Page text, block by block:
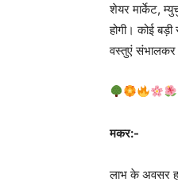
शेयर मार्केट,
होगी। कोई
वस्तुएं
मकर:-
लाभ के अवसर